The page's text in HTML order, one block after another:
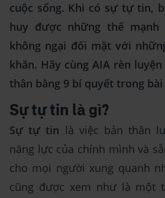
cuộc sống. Khi có sự tự tin,
huy được những thế mạnh
không ngại đối mặt với
khăn. Hãy cùng AIA rèn
thân bằng 9 bí quyết trong
Sự tự tin là gì?
Sự tự tin là việc bản thân
năng lực của chính mình và
cho mọi người xung quanh
cũng được xem như là một